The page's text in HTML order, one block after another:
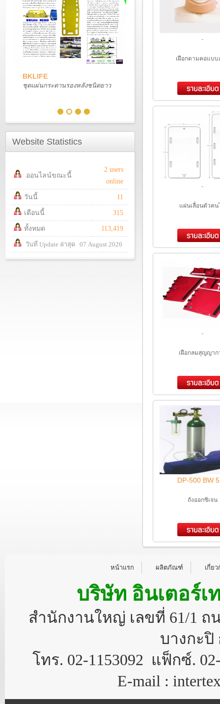
BKLIFE
ชุดแผ่นกระดานรองหลังชนิดยาว
Website Statistics
ออนไลน์ขณะนี้
2 users
online
วันนี้ 11
เดือนนี้ 315
ทั้งหมด 113,419
วันที่ Update ล่าสุด 07 August 2026
-
เฝือกดามคอแบบ
-
แผ่นเลื่อนตัวคน
-
เฝือกลมสุญญาก
DP-500 BW
ถังออกซิเจน
หน้าแรก ผลิตภัณฑ์ เกี่ยว
บริษัท อินเตอร์เ
สำนักงานใหญ่ เลขที่ 61/1
บางกะปิ
โทร. 02-1153092 แฟ็กซ์.
E-mail :